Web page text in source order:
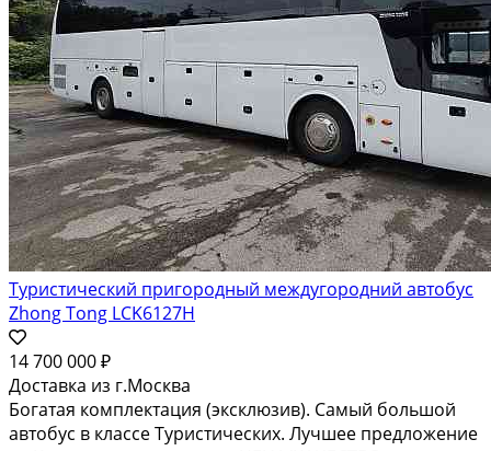
Туристический пригородный междугородний автобус
Zhong Tong LCK6127H
14 700 000 ₽
Доставка из г.Москва
Богатая комплектация (эксклюзив). Самый большой
автобус в классе Туристических. Лучшее предложение